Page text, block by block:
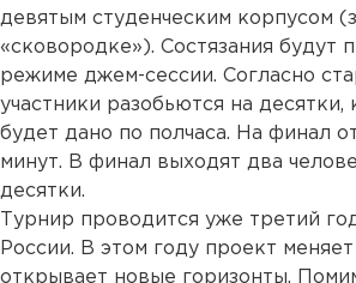
девятым студенческим корпусом
«сковородке»). Состязания будут
режиме джем-сессии. Согласно
участники разобьются на десятки,
будет дано по полчаса. На финал
минут. В финал выходят два
десятки.
Турнир проводится уже третий
России. В этом году проект
открывает новые горизонты.